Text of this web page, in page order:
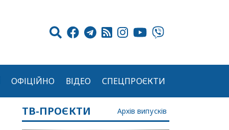
ОФІЦІЙНО ВІДЕО СПЕЦПРОЄКТИ
ТВ-ПРОЄКТИ Архів випусків